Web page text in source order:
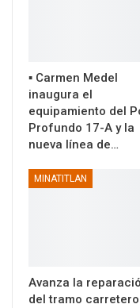
▪️ Carmen Medel
inaugura el
equipamiento del
Profundo 17-A y la
nueva línea de…
MINATITLAN
Avanza la
del tramo